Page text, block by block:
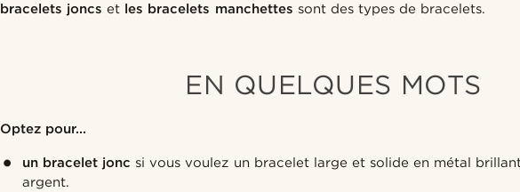
bracelets joncset les bracelets manchettes sont des types de bracelets.
EN QUELQUES MOTS
Optez pour...
un bracelet jonc si vous voulez un bracelet large et solide en métal
argent.